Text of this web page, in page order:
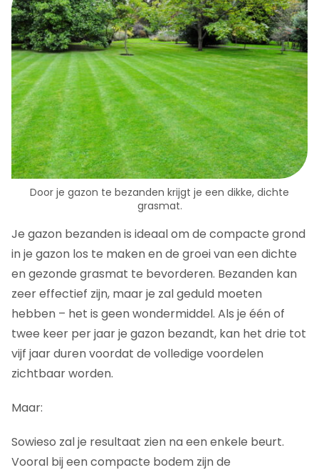
Door je gazon te bezanden krijgt je een dikke, dichte
grasmat.
Je gazon bezanden is ideaal om de compacte grond
in je gazon los te maken en de groei van een dichte
en gezonde grasmat te bevorderen. Bezanden kan
zeer effectief zijn, maar je zal geduld moeten
hebben – het is geen wondermiddel. Als je één of
twee keer per jaar je gazon bezandt, kan het drie tot
vijf jaar duren voordat de volledige voordelen
zichtbaar worden.
Maar:
Sowieso zal je resultaat zien na een enkele beurt.
Vooral bij een compacte bodem zijn de